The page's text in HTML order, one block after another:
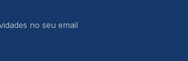
no seu email